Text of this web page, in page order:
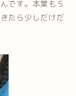
です。本葉も５
たら少しだけだ